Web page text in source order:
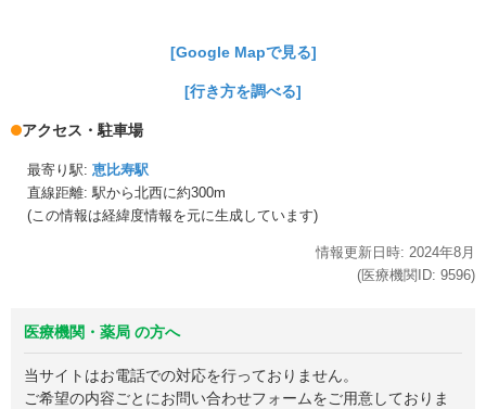
[Google Mapで見る]
[行き方を調べる]
アクセス・駐車場
最寄り駅: 恵比寿駅
直線距離: 駅から北西に約300m
(この情報は経緯度情報を元に生成しています)
情報更新日時: 2024年8月
(医療機関ID: 9596)
医療機関・薬局 の方へ
当サイトはお電話での対応を行っておりません。
ご希望の内容ごとにお問い合わせフォームをご用意しておりま